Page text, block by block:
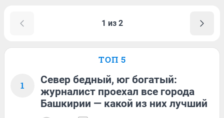
1 из 2
ТОП 5
1
Север бедный, юг богатый:
журналист проехал все города
Башкирии — какой из них лучший